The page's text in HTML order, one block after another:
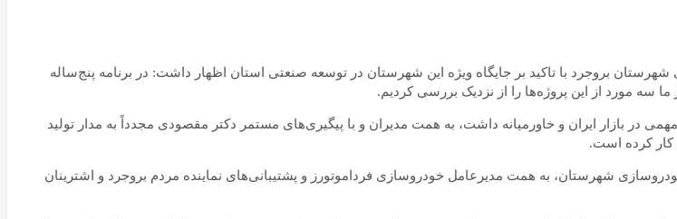
بروجرد با تاکید بر جایگاه ویژه این شهرستان در توسعه صنعتی استان اظهار داشت: در برنامه پنج‌ساله
در بازار ایران و خاورمیانه داشت، به همت مدیران و با پیگیری‌های مستمر دکتر مقصودی مجدداً به مدار تولید
شهرستان، به همت مدیرعامل خودروسازی فرداموتورز و پشتیبانی‌های نماینده مردم بروجرد و اشترینان